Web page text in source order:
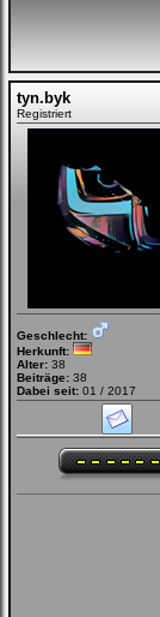
tyn.byk
Registriert
Geschlecht:
Herkunft:
Alter: 38
Beiträge: 38
Dabei seit: 01 / 2017